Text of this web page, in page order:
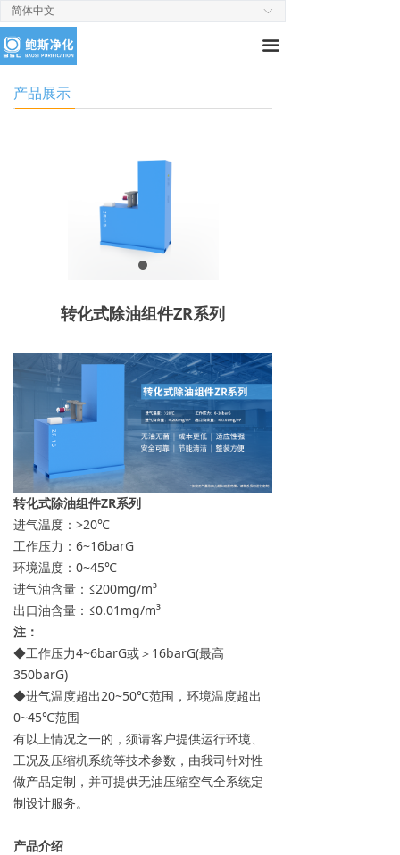
ꀅ
简体中文
끀
转化式除油组件ZR系列
进气温度：>20℃
工作压力：6~16barG
环境温度：0~45℃
进气油含量：≤200mg/m³
出口油含量：≤0.01mg/m³
注：
◆工作压力4~6barG或＞16barG(最高
350barG)
◆进气温度超出20~50℃范围，环境温度超出
0~45℃范围
有以上情况之一的，须请客户提供运行环境、
工况及压缩机系统等技术参数，由我司针对性
做产品定制，并可提供无油压缩空气全系统定
制设计服务。
产品介绍
转化式除油组件ZR系列
产品展示